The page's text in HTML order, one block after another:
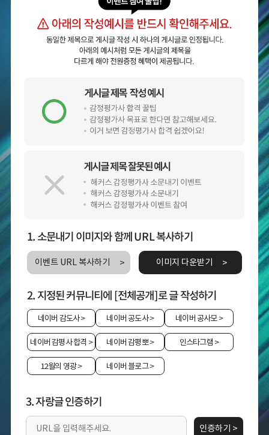
1. 소문내기 이미지와 함께 URL 복사하기
이벤트 URL 복사하기 이미지 다운받기
2. 지정된 커뮤니티에 [전체공개]로 글 작성하기
네이버 감도사> 네이버 공도사> 네이버 공사모>
네이버 감평사 합격 > 네이버 감평뽀> 인스타그램 >
12월의 영광> 네이버 블로그>
3. 자랑글 인증하기
인증하기 >